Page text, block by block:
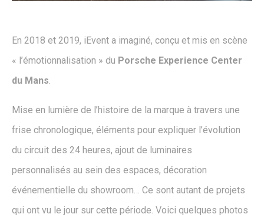
En 2018 et 2019, iEvent a imaginé, conçu et mis en scène
« l’émotionnalisation » du Porsche Experience Center
du Mans.
Mise en lumière de l’histoire de la marque à travers une
frise chronologique, éléments pour expliquer l’évolution
du circuit des 24 heures, ajout de luminaires
personnalisés au sein des espaces, décoration
événementielle du showroom… Ce sont autant de projets
qui ont vu le jour sur cette période. Voici quelques photos